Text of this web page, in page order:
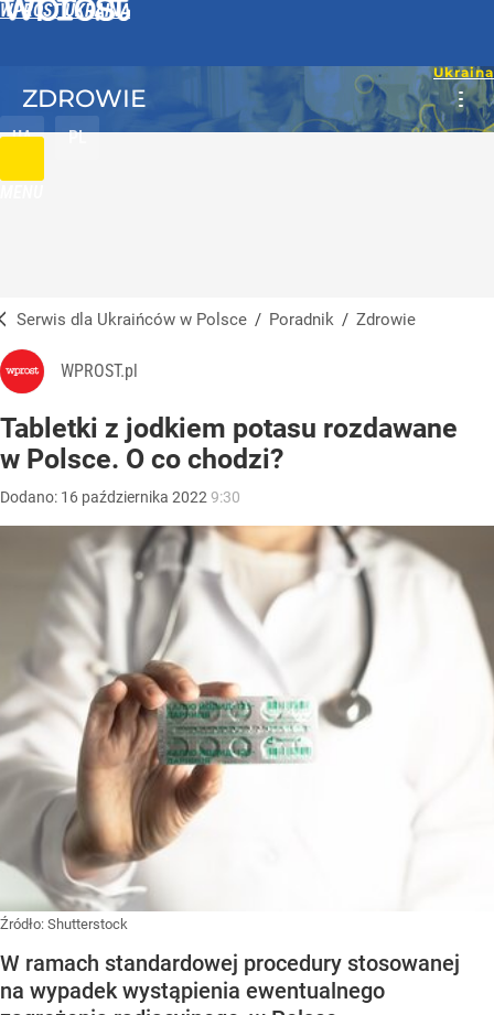
WPROST UKRAINA
UA PL
ZDROWIE
Serwis dla Ukraińców w Polsce / Poradnik / Zdrowie
WPROST.pl
Tabletki z jodkiem potasu rozdawane
w Polsce. O co chodzi?
Dodano: 16 października 2022 9:30
Źródło: Shutterstock
W ramach standardowej procedury stosowanej
na wypadek wystąpienia ewentualnego